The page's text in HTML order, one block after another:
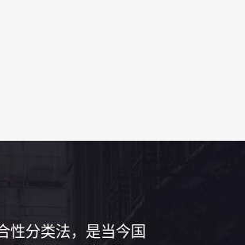
性分类法，是当今国